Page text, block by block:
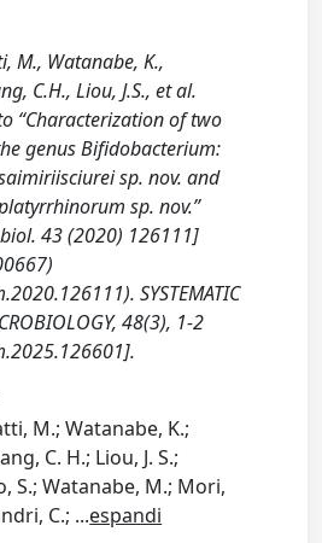
M., Watanabe, K.,
C.H., Liou, J.S., et al.
“Characterization of two
genus Bifidobacterium:
sp. nov. and
sp. nov.”
43 (2020) 126111]
SYSTEMATIC
48(3), 1-2
M.; Watanabe, K.;
C. H.; Liou, J. S.;
S.; Watanabe, M.; Mori,
C.; ...espandi